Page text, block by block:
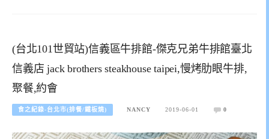
(台北101世貿站)信義區牛排館-傑克兄弟牛排館臺北
信義店 jack brothers steakhouse taipei,慢烤肋眼牛排,
聚餐,約會
食之紀錄-台北市(排餐/鐵板燒) NANCY 2019-06-01 0